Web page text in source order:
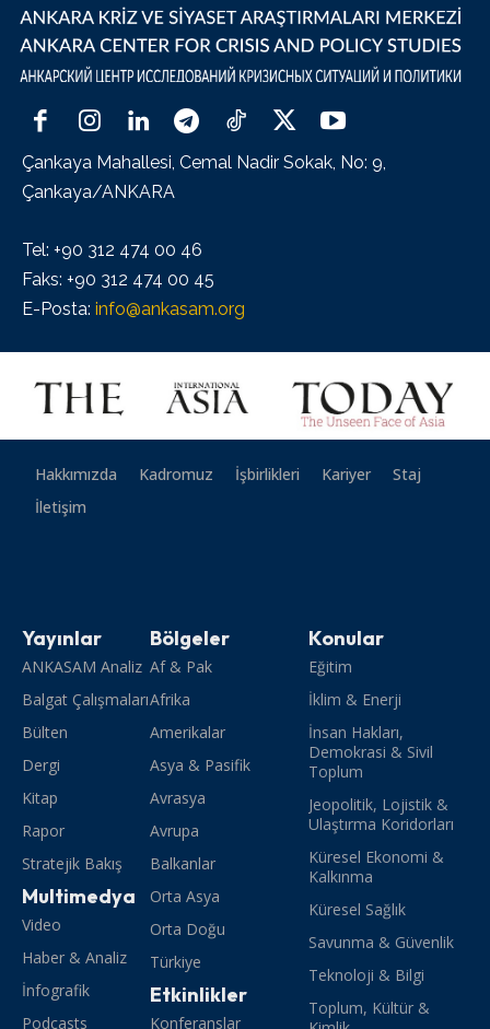
Çankaya Mahallesi, Cemal Nadir Sokak, No: 9,
Çankaya/ANKARA
Tel: +90 312 474 00 46
Faks: +90 312 474 00 45
E-Posta: info@ankasam.org
Hakkımızda Kadromuz İşbirlikleri Kariyer
Staj
İletişim
Yayınlar
ANKASAM Analiz
Balgat Çalışmaları
Bülten
Dergi
Kitap
Rapor
Stratejik Bakış
Multimedya
Video
Haber & Analiz
İnfografik
Podcasts
Bölgeler
Af & Pak
Afrika
Amerikalar
Asya & Pasifik
Avrasya
Avrupa
Balkanlar
Orta Asya
Orta Doğu
Türkiye
Etkinlikler
Konferanslar
Konular
Eğitim
İklim & Enerji
İnsan Hakları,
Demokrasi & Sivil
Toplum
Jeopolitik, Lojistik &
Ulaştırma Koridorları
Küresel Ekonomi &
Kalkınma
Küresel Sağlık
Savunma & Güvenlik
Teknoloji & Bilgi
Toplum, Kültür &